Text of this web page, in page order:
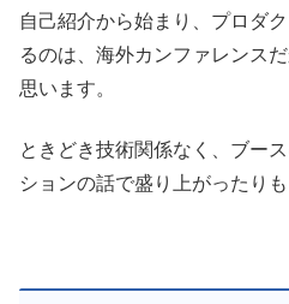
自己紹介から始まり、プロダ
るのは、海外カンファレンス
思います。
ときどき技術関係なく、ブー
ションの話で盛り上がったり